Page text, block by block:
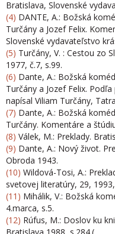
Bratislava, Slovenské
(4) DANTE, A.: Božská
Turčány a Jozef Felix.
Slovenské vydavateľstvo
(5) Turčány, V. : Cestou zo
1977, č.7, s.99.
(6) Dante, A.: Božská
Turčány a Jozef Felix.
napísal Viliam Turčány,
(7) Dante, A.: Božská
Turčány. Komentáre a
(8) Válek, M.: Preklady.
(9) Dante, A.: Nový život.
Obroda 1943.
(10) Wildová-Tosi, A.:
svetovej literatúry, 29,
(11) Mihálik, V.: Božská
4.marca, s.5.
(12) Rúfus, M.: Doslov ku